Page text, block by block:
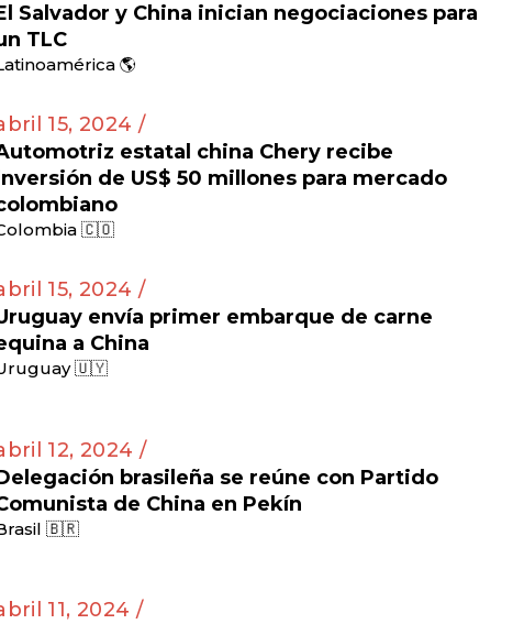
Salvador y China inician negociaciones para
TLC
🌎
15, 2024 /
estatal china Chery recibe
de US$ 50 millones para mercado
🇨🇴
15, 2024 /
envía primer embarque de carne
a China
🇺🇾
12, 2024 /
brasileña se reúne con Partido
de China en Pekín
🇧🇷
11, 2024 /